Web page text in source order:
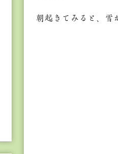
朝起きてみると、雪